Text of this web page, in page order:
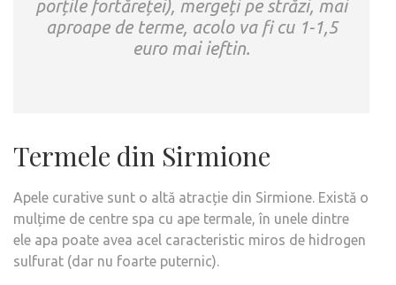
porțile fortăreței), mergeți pe străzi, mai
aproape de terme, acolo va fi cu 1-1,5
euro mai ieftin.
Termele din Sirmione
Apele curative sunt o altă atracție din Sirmione. Există o
mulțime de centre spa cu ape termale, în unele dintre
ele apa poate avea acel caracteristic miros de hidrogen
sulfurat (dar nu foarte puternic).